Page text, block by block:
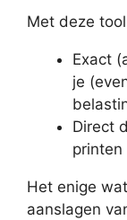
Met deze
Exact
je
Direct
printen
Het enige
aanslagen